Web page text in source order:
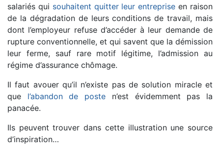
salariés qui souhaitent quitter leur entreprise en raison
de la dégradation de leurs conditions de travail, mais
dont l’employeur refuse d’accéder à leur demande de
rupture conventionnelle, et qui savent que la démission
leur ferme, sauf rare motif légitime, l’admission au
régime d’assurance chômage.
Il faut avouer qu’il n’existe pas de solution miracle et
que l’abandon de poste n’est évidemment pas la
panacée.
Ils peuvent trouver dans cette illustration une source
d’inspiration…